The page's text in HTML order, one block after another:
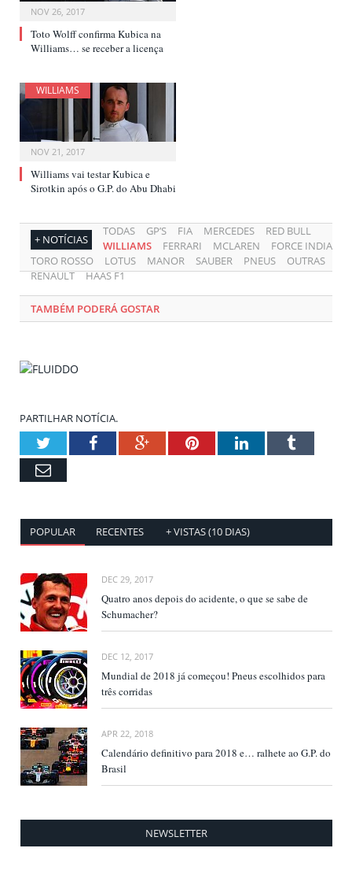
NOV 26, 2017
Toto Wolff confirma Kubica na
Williams… se receber a licença
WILLIAMS
NOV 21, 2017
Williams vai testar Kubica e
Sirotkin após o G.P. do Abu Dhabi
+ NOTÍCIAS
TODAS GP’S FIA MERCEDES
RED BULL
WILLIAMS
FERRARI MCLAREN
FORCE INDIA
TORO ROSSO
LOTUS MANOR SAUBER PNEUS
OUTRAS
RENAULT
HAAS F1
TAMBÉM PODERÁ GOSTAR
PARTILHAR NOTÍCIA.
TwitterFacebookGoogle+PinterestLinkedInTumblr
Email
POPULAR RECENTES + VISTAS (10 DIAS)
DEC 29, 2017
Quatro anos depois do acidente, o que se sabe de
Schumacher?
DEC 12, 2017
Mundial de 2018 já começou! Pneus escolhidos para
três corridas
APR 22, 2018
Calendário definitivo para 2018 e… ralhete ao G.P. do
Brasil
NEWSLETTER